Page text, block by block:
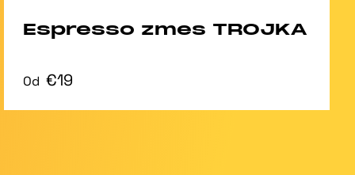
Espresso zmes TROJKA
Od €19